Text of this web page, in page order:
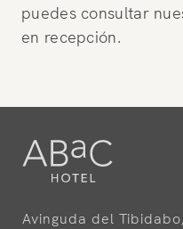
puedes consultar
en recepción.
Avinguda del Tibidabo,